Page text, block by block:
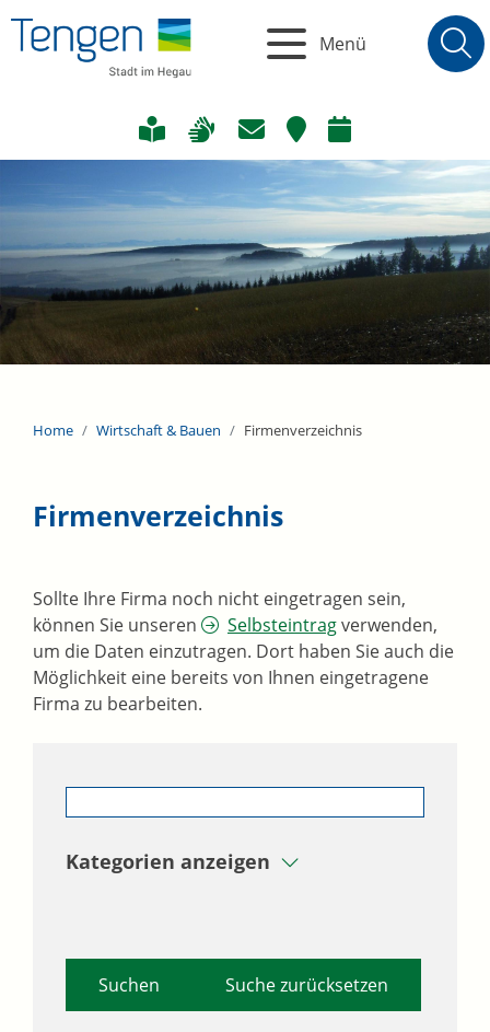
Menü
Home Wirtschaft & Bauen Firmenverzeichnis
Firmenverzeichnis
Sollte Ihre Firma noch nicht eingetragen sein,
können Sie unseren
Selbsteintragverwenden,
um die Daten einzutragen. Dort haben Sie auch die
Möglichkeit eine bereits von Ihnen eingetragene
Firma zu bearbeiten.
Kategorien anzeigen
Suche zurücksetzen